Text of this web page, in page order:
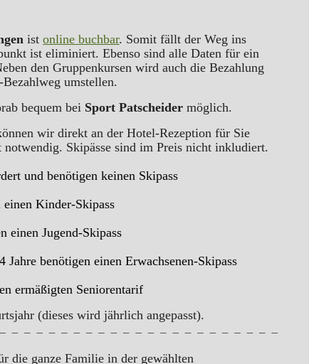
ist online buchbar. Somit fällt der Weg ins
ist eliminiert. Ebenso sind alle Daten für ein
den Gruppenkursen wird auch die Bezahlung
umstellen.
bequem bei Sport Patscheidermöglich.
wir direkt an der Hotel-Rezeption für Sie
Skipässe sind im Preis nicht inkludiert.
und benötigen keinen Skipass
Kinder-Skipass
einen Jugend-Skipass
benötigen einen Erwachsenen-Skipass
ermäßigten Seniorentarif
(dieses wird jährlich angepasst).
die ganze Familie in der gewählten